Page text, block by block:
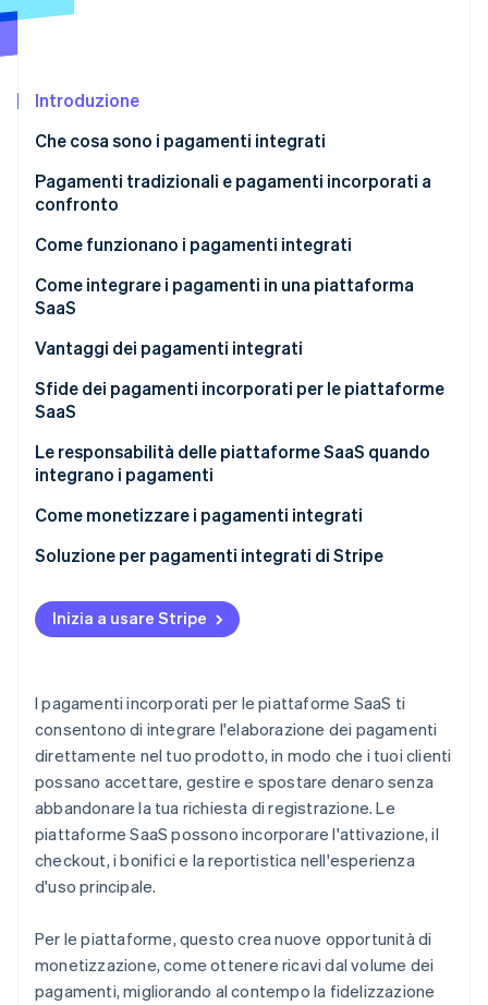
Scopri cosa ti aspetta
Atlas
Climate
Rimozione del carbonio
Identity
Stripe Sessions 2026
Guarda ora
Introduzione
Che cosa sono i pagamenti integrati
Pagamenti tradizionali e pagamenti incorporati a
confronto
Come funzionano i pagamenti integrati
Modello di facilitatore di pagamenti tradizionale
per i pagamenti integrati
Pagamenti incorporati per marketplace e
Come integrare i pagamenti in una piattaforma
SaaS
Vantaggi dei pagamenti integrati
Crescita dei ricavi esistenti
Maggiore controllo sull’esperienza cliente
Risoluzione dei problemi più efficiente
Implementazione più rapida ed economica
Maggiori possibilità di crescita
Dati e analisi migliori
Attivazione più rapida
Gestione consolidata dei pagamenti
Affidabilità su larga scala
Sfide dei pagamenti incorporati per le piattaforme
SaaS
Le responsabilità delle piattaforme SaaS quando
integrano i pagamenti
Come monetizzare i pagamenti integrati
Commissioni per transazione
Tariffe di abbonamento
Funzionalità Premium
Dati e analisi
Pagare con il saldo Stripe
Modelli di prezzo comuni per i pagamenti
incorporati SaaS
I pagamenti incorporati come strategia di
monetizzazione della piattaforma
Soluzione per pagamenti integrati di Stripe
Inizia a usare Stripe
I pagamenti incorporati per le piattaforme SaaS ti
consentono di integrare l'elaborazione dei pagamenti
direttamente nel tuo prodotto, in modo che i tuoi clienti
possano accettare, gestire e spostare denaro senza
abbandonare la tua richiesta di registrazione. Le
piattaforme SaaS possono incorporare l'attivazione, il
checkout, i bonifici e la reportistica nell'esperienza
d'uso principale.
Per le piattaforme, questo crea nuove opportunità di
monetizzazione, come ottenere ricavi dal volume dei
pagamenti, migliorando al contempo la fidelizzazione